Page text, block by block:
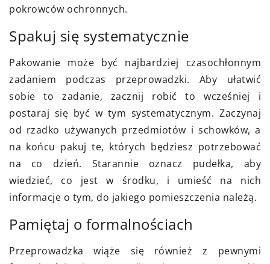
pokrowców ochronnych.
Spakuj się systematycznie
Pakowanie może być najbardziej czasochłonnym
zadaniem podczas przeprowadzki. Aby ułatwić
sobie to zadanie, zacznij robić to wcześniej i
postaraj się być w tym systematycznym. Zaczynaj
od rzadko używanych przedmiotów i schowków, a
na końcu pakuj te, których będziesz potrzebować
na co dzień. Starannie oznacz pudełka, aby
wiedzieć, co jest w środku, i umieść na nich
informacje o tym, do jakiego pomieszczenia należą.
Pamiętaj o formalnościach
Przeprowadzka wiąże się również z pewnymi